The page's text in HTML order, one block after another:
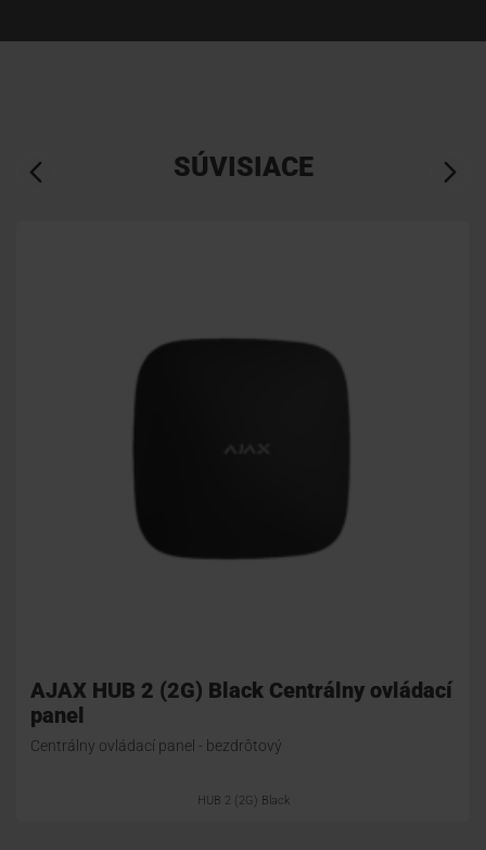
SÚVISIACE
AJAX HUB 2 (2G) Black Centrálny ovládací
panel
Centrálny ovládací panel - bezdrôtový
HUB 2 (2G) Black